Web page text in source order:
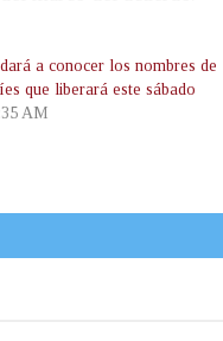
a conocer los nombres de
que liberará este sábado
AM